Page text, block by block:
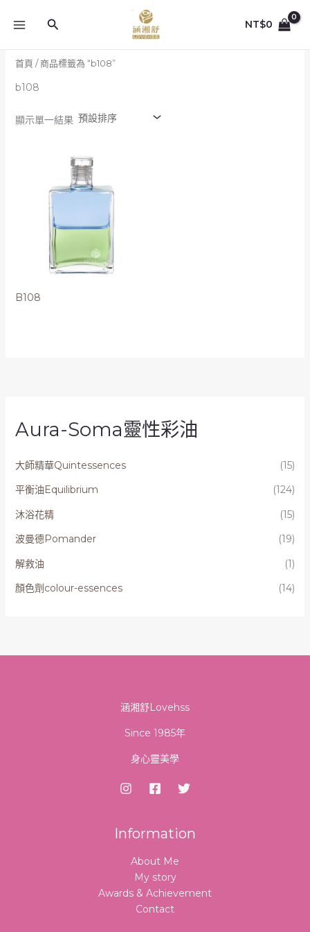
搜
NT$0
Aura-Soma靈性彩油
大師精華Quintessences
(15)
平衡油Equilibrium
(124)
沐浴花精
(15)
波曼德Pomander
(19)
解救油
(1)
顏色劑colour-essences
(14)
首頁 / 商品標籤為 “b108”
b108
顯示單一結果
B108
涵湘舒Lovehss
Since 1985年
身心靈美學
Information
About Me
My story
Awards & Achievement
Contact